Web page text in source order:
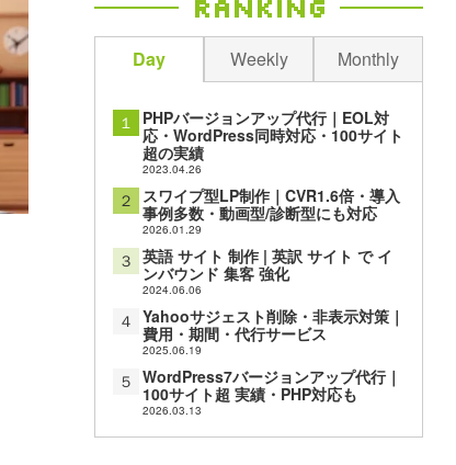
Ranking
Day Weekly Monthly
１ PHPバージョンアップ代行｜EOL対
応・WordPress同時対応・100サイト
超の実績
2023.04.26
２ スワイプ型LP制作｜CVR1.6倍・導入
事例多数・動画型/診断型にも対応
2026.01.29
３ 英語 サイト 制作 | 英訳 サイト で イ
ンバウンド 集客 強化
2024.06.06
４ Yahooサジェスト削除・非表示対策｜
費用・期間・代行サービス
2025.06.19
５ WordPress7バージョンアップ代行｜
100サイト超 実績・PHP対応も
2026.03.13